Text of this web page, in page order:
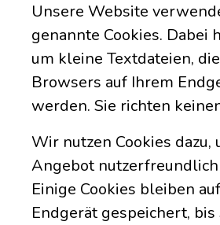
Unsere Website
genannte Cookies. Dabei
um kleine Textdateien,
Browsers auf Ihrem
werden. Sie richten
Wir nutzen Cookies dazu,
Angebot
Einige Cookies bleiben
Endgerät gespeichert, bis